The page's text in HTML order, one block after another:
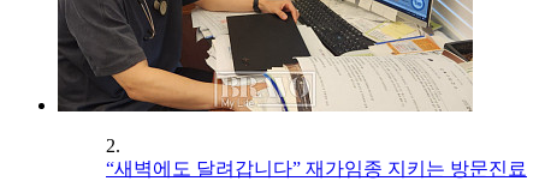
2.
“새벽에도 달려갑니다” 재가임종 지키는 방문진료